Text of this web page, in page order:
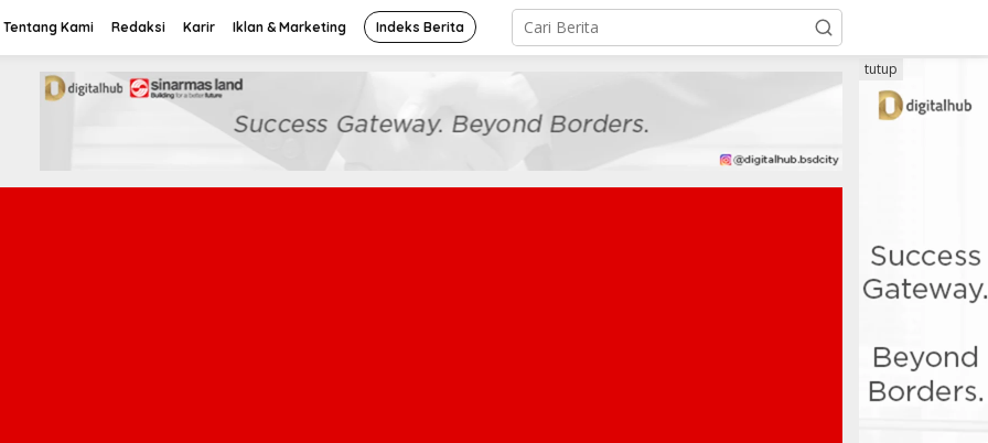
Tentang Kami Redaksi Karir Iklan & Marketing Indeks Berita
tutup